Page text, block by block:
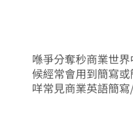
喺爭分奪秒商業世
候經常會用到簡寫
咩常見商業英語簡寫